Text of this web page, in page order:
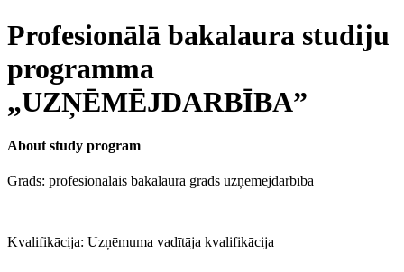
Profesionālā bakalaura studiju
programma
„UZŅĒMĒJDARBĪBA”
About study program
Grāds: profesionālais bakalaura grāds uzņēmējdarbībā
Kvalifikācija: Uzņēmuma vadītāja kvalifikācija